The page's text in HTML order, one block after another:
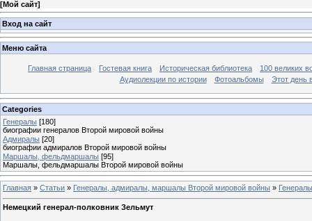
[Мой сайт]
Вход на сайт
Меню сайта
Главная страница Гостевая книга Историческая библиотека
100 великих
Аудиолекции по истории
Фотоальбомы Этот день
Categories
Генералы [180]
биографии генералов Второй мировой войны
Адмиралы [20]
биографии адмиралов Второй мировой войны
Маршалы, фельдмаршалы [95]
Маршалы, фельдмаршалы Второй мировой войны
Главная » Статьи » Генералы, адмиралы, маршалы Второй мировой войны » Генералы
Немецкий генерал-полковник Зельмут